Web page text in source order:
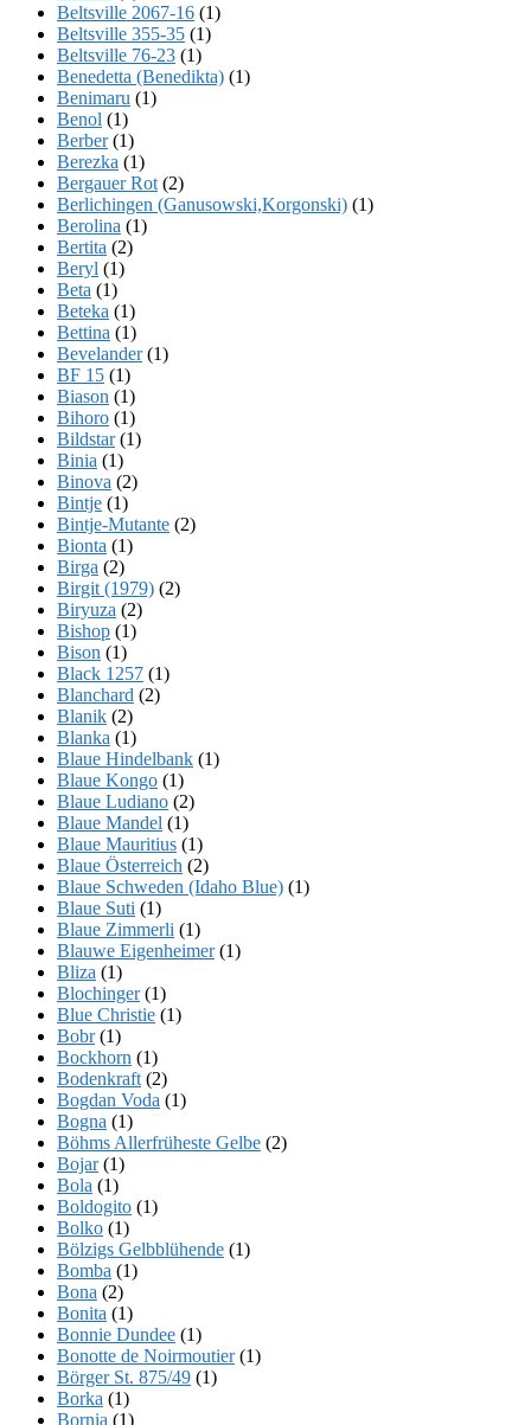
Beltsville 2067-16 (1)
Beltsville 355-35 (1)
Beltsville 76-23 (1)
Benedetta (Benedikta) (1)
Benimaru (1)
Benol (1)
Berber(1)
Berezka (1)
Bergauer Rot (2)
Berlichingen (Ganusowski,Korgonski) (1)
Berolina (1)
Bertita (2)
Beryl (1)
Beta (1)
Beteka (1)
Bettina (1)
Bevelander(1)
BF 15 (1)
Biason (1)
Bihoro (1)
Bildstar(1)
Binia (1)
Binova (2)
Bintje (1)
Bintje-Mutante (2)
Bionta (1)
Birga (2)
Birgit (1979) (2)
Biryuza (2)
Bishop (1)
Bison (1)
Black 1257 (1)
Blanchard (2)
Blanik (2)
Blanka (1)
Blaue Hindelbank (1)
Blaue Kongo (1)
Blaue Ludiano (2)
Blaue Mandel (1)
Blaue Mauritius (1)
Blaue Österreich (2)
Blaue Schweden (Idaho Blue) (1)
Blaue Suti (1)
Blaue Zimmerli (1)
Blauwe Eigenheimer(1)
Bliza (1)
Blochinger(1)
Blue Christie (1)
Bobr(1)
Bockhorn (1)
Bodenkraft (2)
Bogdan Voda (1)
Bogna (1)
Böhms Allerfrüheste Gelbe (2)
Bojar(1)
Bola (1)
Boldogito (1)
Bolko (1)
Bölzigs Gelbblühende (1)
Bomba (1)
Bona (2)
Bonita (1)
Bonnie Dundee (1)
Bonotte de Noirmoutier(1)
Börger St. 875/49 (1)
Borka (1)
Bornia (1)